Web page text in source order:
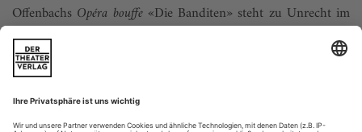
Offenbachs Opéra bouffe«Die Banditen» steht zu Unrecht im
Schatten bekannterer Hits aus seiner Feder – sie ist selbst
einer. Musikalisch zeigt sich eine Perlenkette mit raffinierten
Chören («Sie trappen, sie trappen, sie trappen, sie trappen, sie
Champs-Élysées» kultivierten Form einer Edeloperette würdig